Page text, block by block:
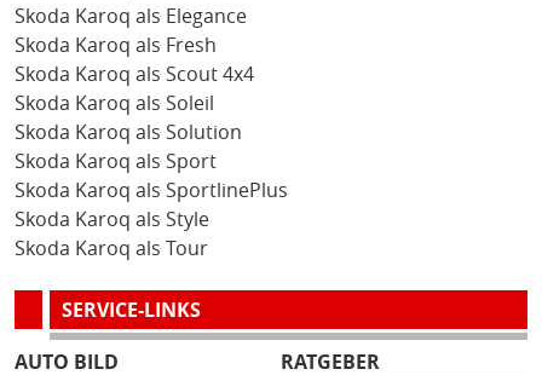
Skoda Karoq als Elegance
Skoda Karoq als Fresh
Skoda Karoq als Scout 4x4
Skoda Karoq als Soleil
Skoda Karoq als Solution
Skoda Karoq als Sport
Skoda Karoq als SportlinePlus
Skoda Karoq als Style
Skoda Karoq als Tour
SERVICE-LINKS
AUTO BILD
RATGEBER